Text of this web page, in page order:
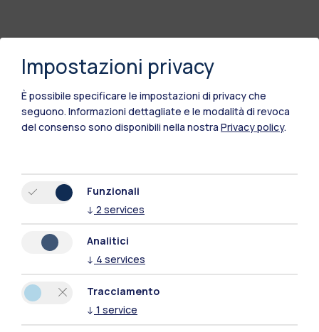
Polimi Community
Tutti i siti dell’ecosistema
Residenze Frontiere
Impostazioni privacy
È possibile specificare le impostazioni di privacy che
seguono. Informazioni dettagliate e le modalità di revoca
del consenso sono disponibili nella nostra Privacy policy.
Funzionali
↓ 2 services
Analitici
↓ 4 services
Tracciamento
↓ 1 service